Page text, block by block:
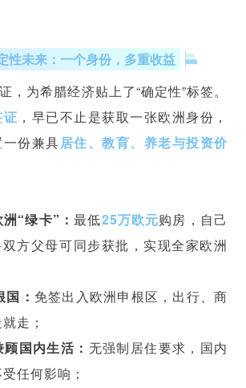
性未来：一个身份，多重收益
，为希腊经济贴上了“确定性”标签。
，早已不止是获取一张欧洲身份，
份兼具居住、教育、养老与投资价
“绿卡”：最低25万欧元购房，自己
方父母可同步获批，实现全家欧洲
国 ： 免签出入欧洲申根区，出行、商
走；
顾国内生活： 无强制居住要求，国内
任何影响；